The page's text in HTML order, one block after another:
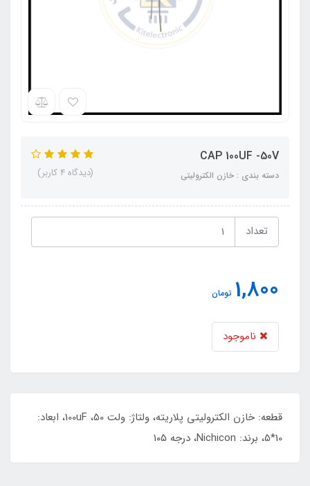
CAP 100UF -50V
دسته بندی : خازن الکترولیتی (دیدگاه 4 کاربر)
تعداد
1,800 تومان
ناموجود
قطعه: خازن الکترولیتی پلاریته، ولتاژ: ولت 100uF ،50، ابعاد:
10*5، برند: Nichicon، درجه ۱۰۵